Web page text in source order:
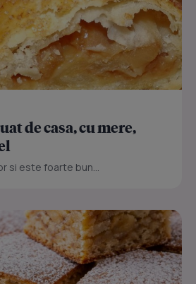
de casa, cu mere,
si este foarte bun...